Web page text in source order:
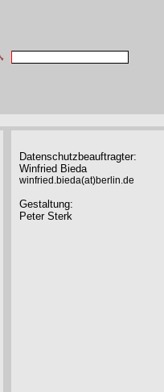
Datenschutzbeauftragter:
Winfried Bieda
winfried.bieda(at)berlin.de
Gestaltung:
Peter Sterk